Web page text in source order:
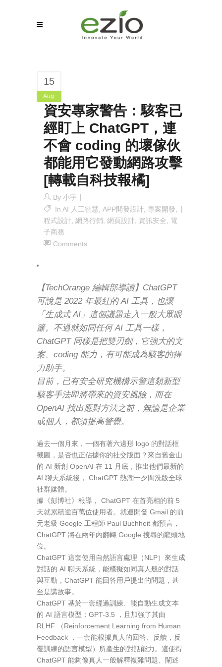
15
Aug
資安專家警告：駭客已
經盯上 ChatGPT，連
不會 coding 的壞傢伙
都能用它發動網路攻擊
[轉載自科技報橘]
By 小宇
In AI 人工智慧 APP開發設計 專案開發
程式設計 網路行銷 網頁設計 資訊安全
電
子商務
Comments
【TechOrange 編輯部導讀】ChatGPT
可說是 2022 年最紅的 AI 工具，也讓
「生成式 AI」這個議題走入一般大眾眼
簾。不過就如同任何 AI 工具一樣，
ChatGPT 同樣是把雙刃劍，它強大的文
案、coding 能力，有可能成為駭客的得
力助手。
目前，已有安全研究機構示警這類新型
駭客手法即將帶來的資安風險，而在
OpenAI 找出應對方法之前，無論是企業
或個人，都須提高警覺。
過去一個月來，一個有著六邊形 logo 的對話框
截圖，是否也正佔據你的社交版面？來自舊金山
的 AI 新創 OpenAI 在 11 月底，推出他們最新的
AI 聊天系統後， ChatGPT 熱潮一夕間洗版全球
社群媒體。
據《彭博社》報導， ChatGPT 在首亮相的前 5
天就累積逾百萬位使用者。就連開發 Gmail 的前
元老級 Google 工程師 Paul Buchheit 都預言，
ChatGPT 將在兩年內翻轉 Google 搜尋的龍頭地
位。
ChatGPT 這套使用自然語言處理（NLP）來生成
對話的 AI 聊天系統，能模擬如同真人般的對話
與互動，ChatGPT 能回答用戶提出的問題，甚
至是講故事。
ChatGPT 基於一套經過訓練、能自動生成文本
的 AI 語言模型：GPT-3.5 ，且加強了其由
RLHF （Reinforcement Learning from Human
Feedback ，一套能根據真人的回答、反饋，反
覆訓練的語言模型）所產生的對話能力。這使得
ChatGPT 能夠像真人一般解釋複雜問題、闡述